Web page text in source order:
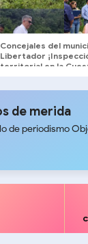
Concejales del
Libertador
territorial en la
de merida
de periodismo